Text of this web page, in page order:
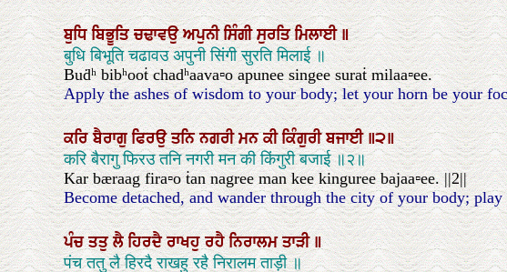
ਬੁਧਿਬਿਭੂਤਿਚਢਾਵਉਅਪੁਨੀਸਿੰਗੀਸੁਰਤਿਮਿਲਾਈ॥
बुधि बिभूति चढावउ अपुनी सिंगी सुरति मिलाई ॥
Buḋʰ bibʰooṫ chadʰaava▫o apunee singee suraṫ milaa▫ee.
Apply the ashes of wisdom to your body; let your horn be your
ਕਰਿਬੈਰਾਗੁਫਿਰਉਤਨਿਨਗਰੀਮਨਕੀਕਿੰਗੁਰੀਬਜਾਈ॥੨॥
करि बैरागु फिरउ तनि नगरी मन की किंगुरी बजाई ॥२॥
Kar bæraag fira▫o ṫan nagree man kee kinguree bajaa▫ee. ||2||
Become detached, and wander through the city of your body;
ਪੰਚਤਤੁਲੈਹਿਰਦੈਰਾਖਹੁਰਹੈਨਿਰਾਲਮਤਾੜੀ॥
पंच ततु लै हिरदै राखहु रहै निरालम ताड़ी ॥